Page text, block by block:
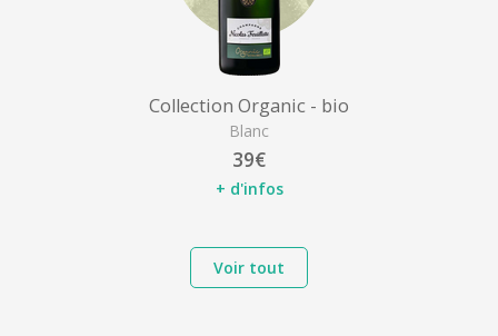
Collection Organic - bio
Blanc
39€
+ d'infos
Voir tout